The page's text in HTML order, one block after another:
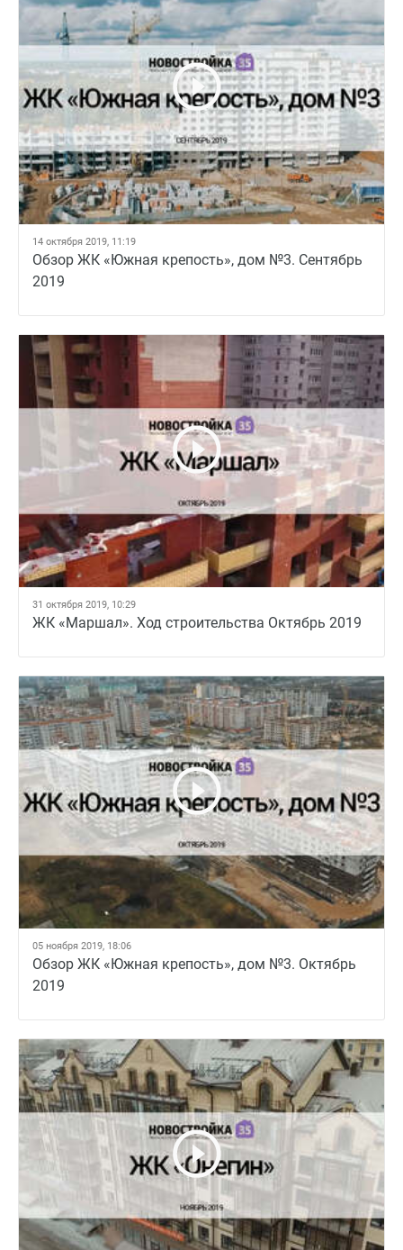
14 октября 2019, 11:19
Обзор ЖК «Южная крепость», дом №3. Сентябрь
2019
31 октября 2019, 10:29
ЖК «Маршал». Ход строительства Октябрь 2019
05 ноября 2019, 18:06
Обзор ЖК «Южная крепость», дом №3. Октябрь
2019